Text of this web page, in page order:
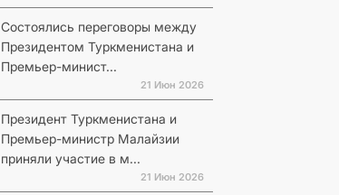
Состоялись переговоры между
Президентом Туркменистана и
Премьер-минист...
21 Июн 2026
Президент Туркменистана и
Премьер-министр Малайзии
приняли участие в м...
21 Июн 2026